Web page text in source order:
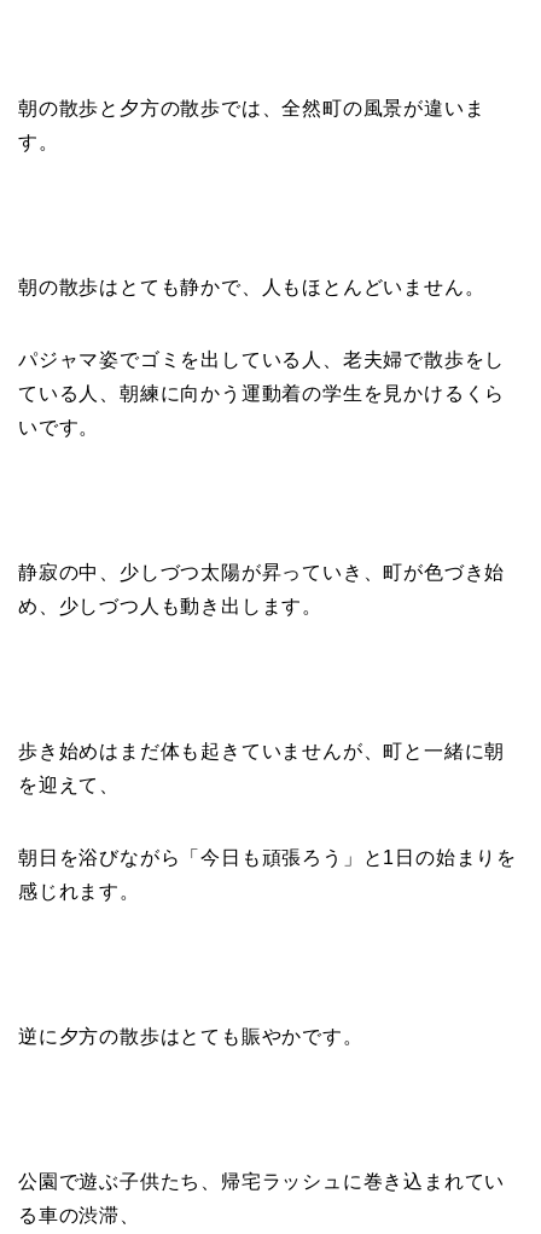
朝の散歩と夕方の散歩では、全然町の風景が違いま
す。
朝の散歩はとても静かで、人もほとんどいません。
パジャマ姿でゴミを出している人、老夫婦で散歩をし
ている人、朝練に向かう運動着の学生を見かけるくら
いです。
静寂の中、少しづつ太陽が昇っていき、町が色づき始
め、少しづつ人も動き出します。
歩き始めはまだ体も起きていませんが、町と一緒に朝
を迎えて、
朝日を浴びながら「今日も頑張ろう」と 1 日の始まりを
感じれます。
逆に夕方の散歩はとても賑やかです。
公園で遊ぶ子供たち、帰宅ラッシュに巻き込まれてい
る車の渋滞、